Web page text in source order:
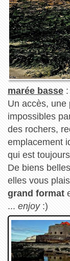
marée basse:
Un accès, une
impossibles
des rochers,
emplacement
qui est
De biens
elles vous
grand format
... enjoy:)